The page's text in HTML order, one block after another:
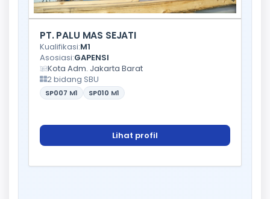
PT. PALU MAS SEJATI
Kualifikasi:M1
Asosiasi:GAPENSI
Kota Adm. Jakarta Barat
2 bidang SBU
SP007 M1 SP010 M1
Lihat profil